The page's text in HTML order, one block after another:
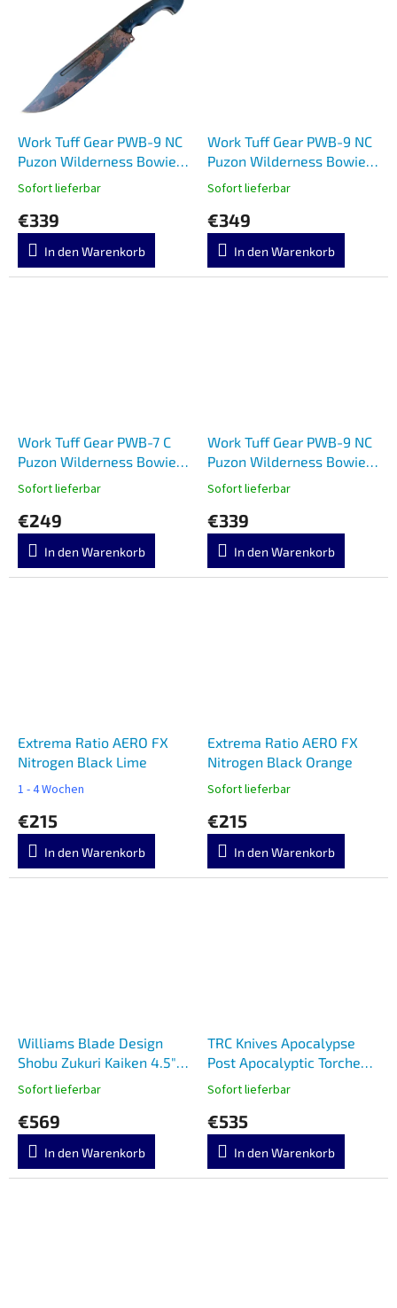
Work Tuff Gear PWB-9 NC
Puzon Wilderness Bowie
Copper Black G10
Sofort lieferbar
€339
In den Warenkorb
Work Tuff Gear PWB-9 NC
Puzon Wilderness Bowie
Two Tone Apo Black G10
Sofort lieferbar
€349
In den Warenkorb
Work Tuff Gear PWB-7 C
Puzon Wilderness Bowie
HRA Black G10
Sofort lieferbar
€249
In den Warenkorb
Work Tuff Gear PWB-9 NC
Puzon Wilderness Bowie
Copper Rugged Black G10
Sofort lieferbar
€339
In den Warenkorb
Extrema Ratio AERO FX
Nitrogen Black Lime
1 - 4 Wochen
€215
In den Warenkorb
Extrema Ratio AERO FX
Nitrogen Black Orange
Sofort lieferbar
€215
In den Warenkorb
Williams Blade Design
Shobu Zukuri Kaiken 4.5"
Post Apocalyptic SZK 007
Sofort lieferbar
€569
In den Warenkorb
TRC Knives Apocalypse
Post Apocalyptic Torched
Natural Canvas Micarta
Sofort lieferbar
€535
In den Warenkorb